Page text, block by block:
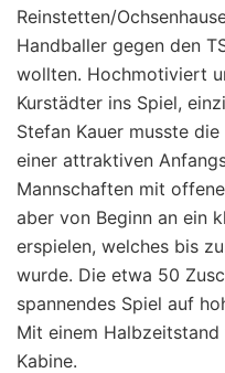
Reinstetten/
Handballer gegen den
wollten. Hochmotiviert
Kurstädter ins Spiel,
Stefan Kauer musste
einer attraktiven
Mannschaften mit
aber von Beginn an ein
erspielen, welches bis
wurde. Die etwa 50
spannendes Spiel auf
Mit einem
Kabine.